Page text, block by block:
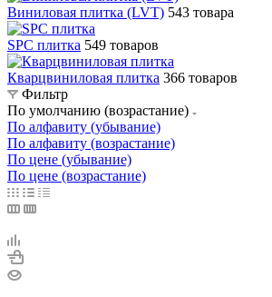
Виниловая плитка (LVT) 543 товара
SPC плитка 549 товаров
Кварцвиниловая плитка 366 товаров
Фильтр
По умолчанию (возрастание)
По алфавиту (убывание)
По алфавиту (возрастание)
По цене (убывание)
По цене (возрастание)